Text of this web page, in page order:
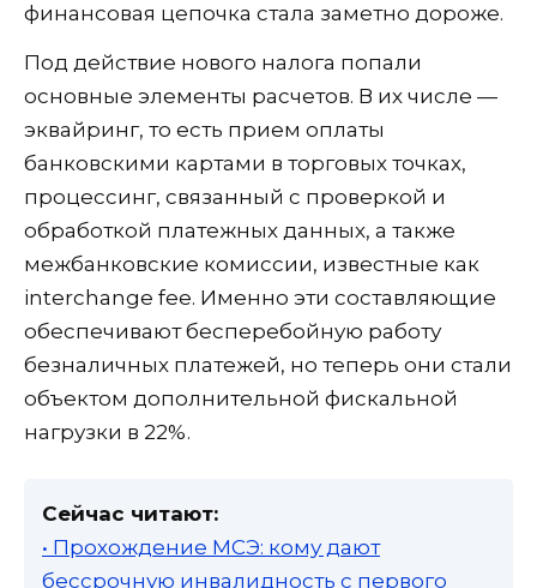
финансовая цепочка стала заметно дороже.
Под действие нового налога попали
основные элементы расчетов. В их числе —
эквайринг, то есть прием оплаты
банковскими картами в торговых точках,
процессинг, связанный с проверкой и
обработкой платежных данных, а также
межбанковские комиссии, известные как
interchange fee. Именно эти составляющие
обеспечивают бесперебойную работу
безналичных платежей, но теперь они стали
объектом дополнительной фискальной
нагрузки в 22%.
Сейчас читают:
• Прохождение МСЭ: кому дают
бессрочную инвалидность с первого